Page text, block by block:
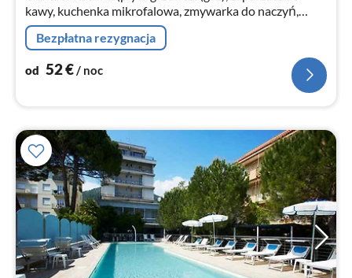
kawy, kuchenka mikrofalowa, zmywarka do naczyń,
lodówka(+ zamrazarka)), salon/jadalnia(TV(satelita)
Bezpłatna rezygnacja
od 52€ / noc